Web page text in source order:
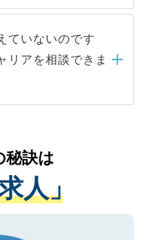
、応募が殺到する場
条件に合った人材の
頼するケースが増え
りません。内定先へ
アパートナーが行い
ことはありませんの
当サイトからの登録
者様の個人情報は、
プおよび転職活動の
します。お預かりし
ータはご本人の許可
いについての厳密な
業者のみに付与され
クを取得済みです。
ていないのです
リアを相談できま
療機関の状況や紹介
適切なアドバイスを
すぐにご転職をされ
サポートが可能です
ださい。
秘訣は
人」